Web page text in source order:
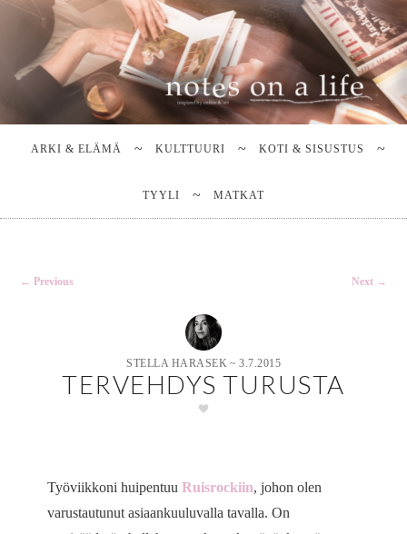
Notes on a life
Stella Harasek & Jarno Jussila
ARKI & ELÄMÄ KULTTUURI KOTI & SISUSTUS
TYYLI MATKAT
Post
← Previous Next →
STELLA HARASEK ~ 3.7.2015
TERVEHDYS TURUSTA
Työviikkoni huipentuuRuisrockiin, johon olen
varustautunut asiaankuuluvalla tavalla. On